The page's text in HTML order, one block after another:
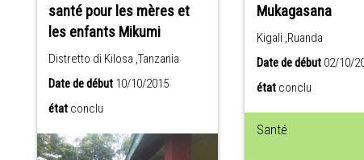
santé pour les mères et
les enfants Mikumi
Distretto di Kilosa ,Tanzania
Date de début 10/10/2015
état conclu
Mukagasana
Kigali ,Ruanda
Date de début02/10/
état conclu
Santé